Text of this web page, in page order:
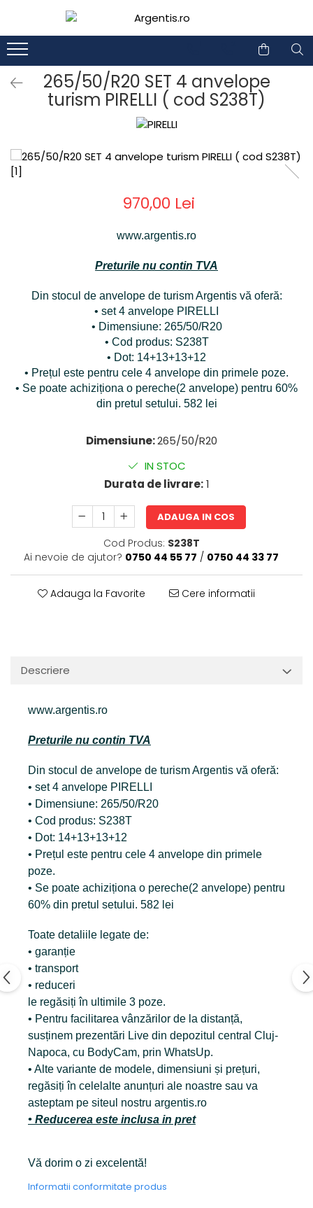
265/50/R20 SET 4 anvelope
turism PIRELLI ( cod S238T)
970,00 Lei
www.argentis.ro
Preturile nu contin TVA
Din stocul de anvelope de turism Argentis vă oferă:
• set 4 anvelope PIRELLI
• Dimensiune: 265/50/R20
• Cod produs: S238T
• Dot: 14+13+13+12
• Prețul este pentru cele 4 anvelope din primele poze.
• Se poate achiziționa o pereche(2 anvelope) pentru 60%
din pretul setului. 582 lei
Dimensiune:265/50/R20
IN STOC
Durata de livrare:1
ADAUGA IN COS
Cod Produs: S238T
Ai nevoie de ajutor? 0750 44 55 77 / 0750 44 33 77
Adauga la Favorite Cere informatii
Descriere
www.argentis.ro
Preturile nu contin TVA
Din stocul de anvelope de turism Argentis vă oferă:
• set 4 anvelope PIRELLI
• Dimensiune: 265/50/R20
• Cod produs: S238T
• Dot: 14+13+13+12
• Prețul este pentru cele 4 anvelope din primele
poze.
• Se poate achiziționa o pereche(2 anvelope) pentru
60% din pretul setului. 582 lei
Toate detaliile legate de:
• garanție
• transport
• reduceri
le regăsiți în ultimile 3 poze.
• Pentru facilitarea vânzărilor de la distanță,
susținem prezentări Live din depozitul central Cluj-
Napoca, cu BodyCam, prin WhatsUp.
• Alte variante de modele, dimensiuni și prețuri,
regăsiți în celelalte anunțuri ale noastre sau va
asteptam pe siteul nostru argentis.ro
• Reducerea este inclusa in pret
Vă dorim o zi excelentă!
Informatii conformitate produs